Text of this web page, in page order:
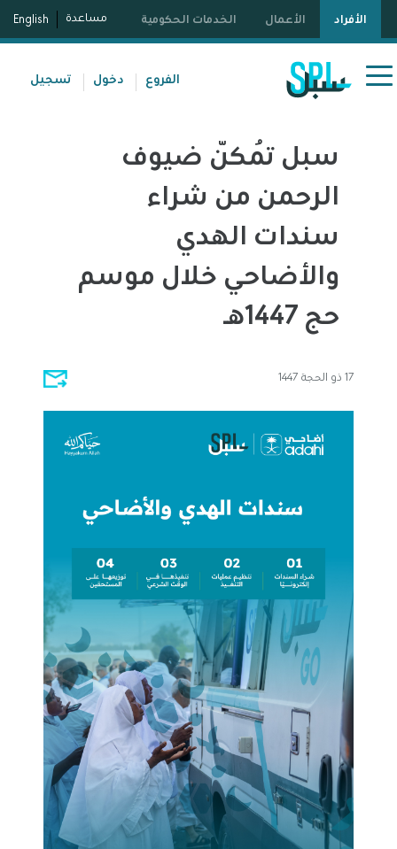
الأفراد الأعمال الخدمات الحكومية مساعدة English
الفروع دخول تسجيل
سبل تُمكّن ضيوف
الرحمن من شراء
سندات الهدي
والأضاحي خلال موسم
حج 1447هـ
17 ذو الحجة 1447